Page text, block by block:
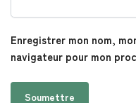
Enregistrer mon nom,
navigateur pour mon